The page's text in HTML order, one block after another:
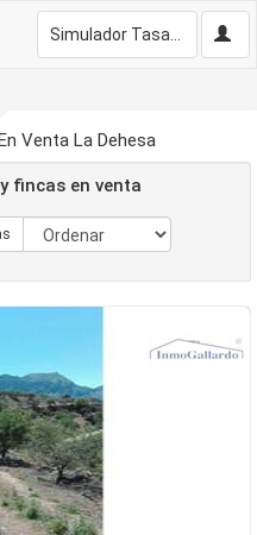
Venta La Dehesa
fincas en venta